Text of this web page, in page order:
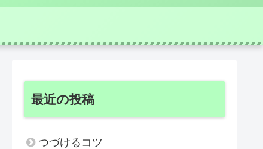
最近の投稿
つづけるコツ